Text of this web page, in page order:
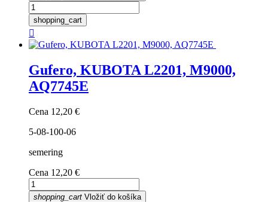
shopping_cart

Gufero, KUBOTA L2201, M9000,
AQ7745E
Cena 12,20 €
5-08-100-06
semering
Cena 12,20 €
shopping_cart Vložiť do košíka